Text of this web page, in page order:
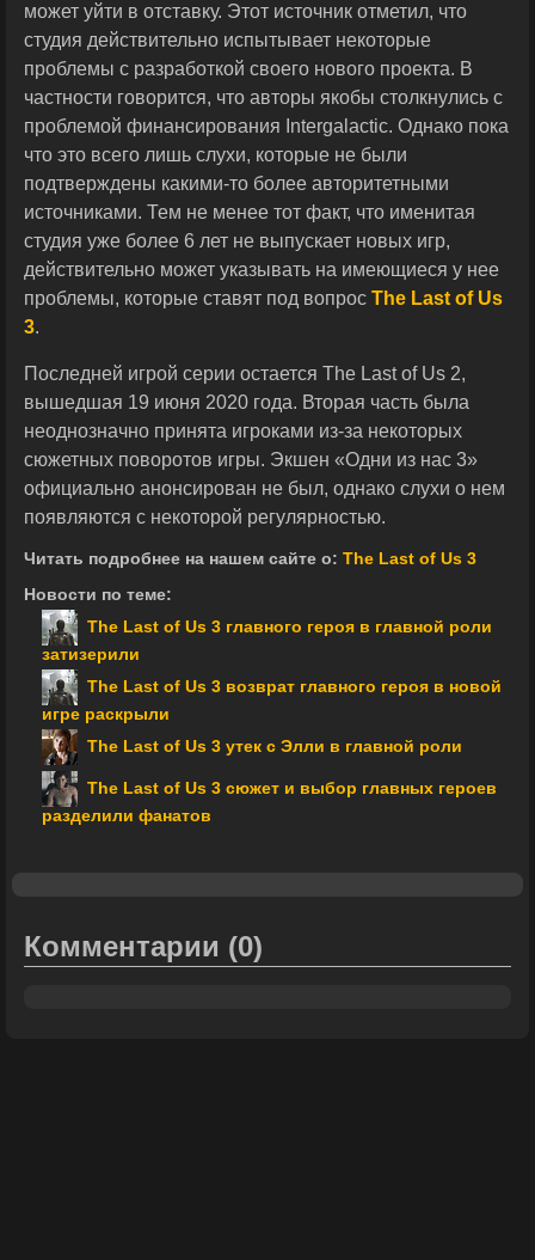
может уйти в отставку. Этот источник отметил, что
студия действительно испытывает некоторые
проблемы с разработкой своего нового проекта. В
частности говорится, что авторы якобы столкнулись с
проблемой финансирования Intergalactic. Однако пока
что это всего лишь слухи, которые не были
подтверждены какими-то более авторитетными
источниками. Тем не менее тот факт, что именитая
студия уже более 6 лет не выпускает новых игр,
действительно может указывать на имеющиеся у нее
проблемы, которые ставят под вопрос The Last of Us
3.
Последней игрой серии остается The Last of Us 2,
вышедшая 19 июня 2020 года. Вторая часть была
неоднозначно принята игроками из-за некоторых
сюжетных поворотов игры. Экшен «Одни из нас 3»
официально анонсирован не был, однако слухи о нем
появляются с некоторой регулярностью.
Читать подробнее на нашем сайте о: The Last of Us 3
Новости по теме:
The Last of Us 3 главного героя в главной роли
затизерили
The Last of Us 3 возврат главного героя в новой
игре раскрыли
The Last of Us 3 утек с Элли в главной роли
The Last of Us 3 сюжет и выбор главных героев
разделили фанатов
Комментарии (0)